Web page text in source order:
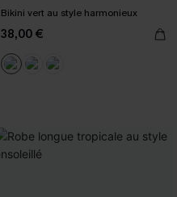
Bikini vert au style harmonieux
38,00 €